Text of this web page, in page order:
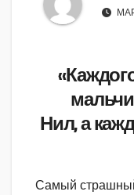
Нил, а
Самый